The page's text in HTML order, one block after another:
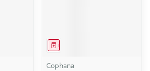
Médicament
Cophana